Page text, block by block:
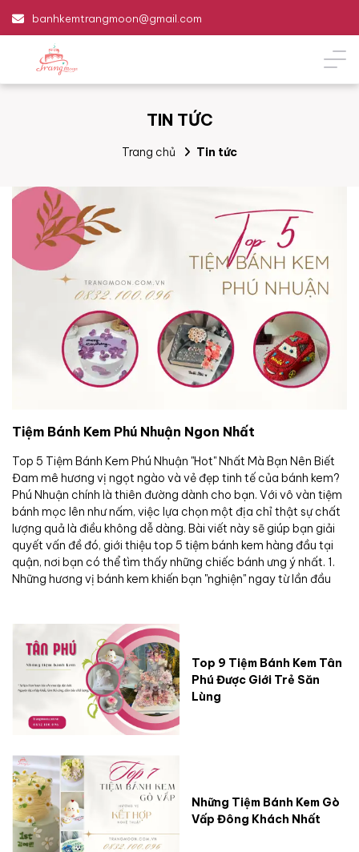
banhkemtrangmoon@gmail.com
TIN TỨC
Trang chủ Tin tức
Tiệm Bánh Kem Phú Nhuận Ngon Nhất
Top 5 Tiệm Bánh Kem Phú Nhuận "Hot" Nhất Mà Bạn Nên Biết
Đam mê hương vị ngọt ngào và vẻ đẹp tinh tế của bánh kem?
Phú Nhuận chính là thiên đường dành cho bạn. Với vô vàn tiệm
bánh mọc lên như nấm, việc lựa chọn một địa chỉ thật sự chất
lượng quả là điều không dễ dàng. Bài viết này sẽ giúp bạn giải
quyết vấn đề đó, giới thiệu top 5 tiệm bánh kem hàng đầu tại
quận, nơi bạn có thể tìm thấy những chiếc bánh ưng ý nhất. 1.
Những hương vị bánh kem khiến bạn "nghiện" ngay từ lần đầu
Top 9 Tiệm Bánh Kem Tân
Phú Được Giới Trẻ Săn
Lùng
Những Tiệm Bánh Kem Gò
Vấp Đông Khách Nhất